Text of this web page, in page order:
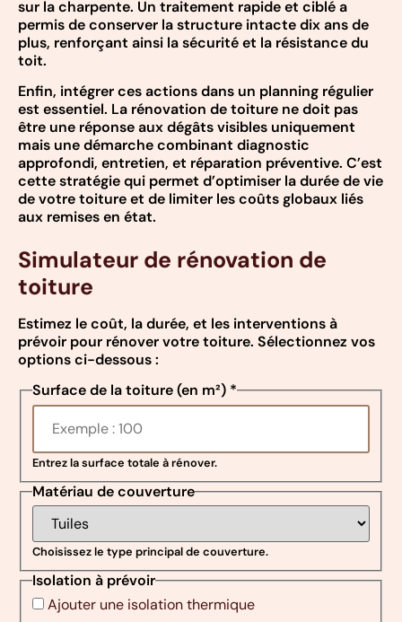
sur la charpente. Un traitement rapide et ciblé a
permis de conserver la structure intacte dix ans de
plus, renforçant ainsi la sécurité et la résistance du
toit.
Enfin, intégrer ces actions dans un planning régulier
est essentiel. La rénovation de toiture ne doit pas
être une réponse aux dégâts visibles uniquement
mais une démarche combinant diagnostic
approfondi, entretien, et réparation préventive. C’est
cette stratégie qui permet d’optimiser la durée de vie
de votre toiture et de limiter les coûts globaux liés
aux remises en état.
Simulateur de rénovation de
toiture
Estimez le coût, la durée, et les interventions à
prévoir pour rénover votre toiture. Sélectionnez vos
options ci-dessous :
Surface de la toiture (en m²) *
Entrez la surface totale à rénover.
Matériau de couverture
Choisissez le type principal de couverture.
Isolation à prévoir
Ajouter une isolation thermique